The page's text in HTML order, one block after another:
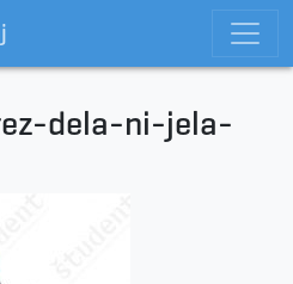
dela-ni-jela-